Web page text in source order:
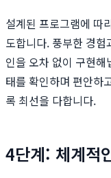
설계된 프로그램에 따
도합니다. 풍부한 경
인을 오차 없이 구현
태를 확인하며 편안하
록 최선을 다합니다.
4단계: 체계적